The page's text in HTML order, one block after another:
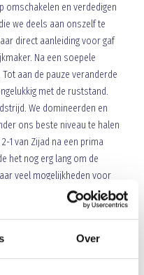
Over
omschakelen en verdedigen
we deels aan onszelf te
direct aanleiding voor gaf
Na een soepele
aan de pauze veranderde
met de ruststand.
We domineerden en
ons beste niveau te halen
1 van Zijad na een prima
het nog erg lang om de
veel mogelijkheden voor
van EHC. Een verdiende
door dit resultaat ons goed